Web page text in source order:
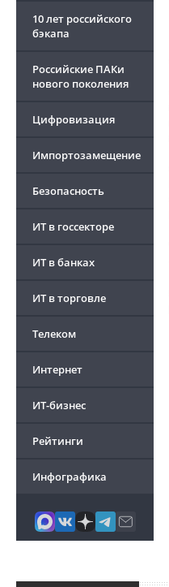
10 лет российского
бэкапа
Российские ПАКи
нового поколения
Цифровизация
Импортозамещение
Безопасность
ИТ в госсекторе
ИТ в банках
ИТ в торговле
Телеком
Интернет
ИТ-бизнес
Рейтинги
Инфографика